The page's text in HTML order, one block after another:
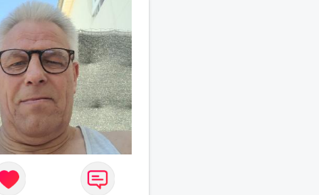
et pourquoi pas par la
Déjà dans un
temps, se connaître,
et ensuite
nous le dira N'ayez pas
niveau d'étude, je ne me
pas la tête sur ce niveau.
diplôme étant le
d'étude primaire.
diplôme on sait que je
écrire et compter. En
de mes principes je ne
pas avec les